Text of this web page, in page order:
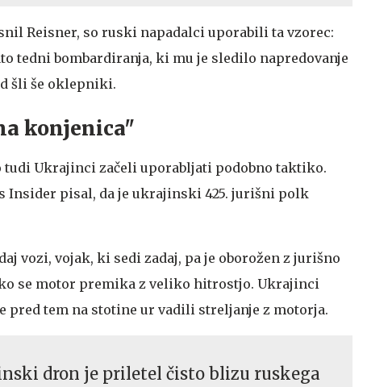
Reisner, so ruski napadalci uporabili ta vzorec:
tedni bombardiranja, ki mu je sledilo napredovanje
šli še oklepniki.
konjenica"
Ukrajinci začeli uporabljati podobno taktiko.
Insider pisal, da je ukrajinski 425. jurišni polk
vozi, vojak, ki sedi zadaj, pa je oborožen z jurišno
se motor premika z veliko hitrostjo. Ukrajinci
pred tem na stotine ur vadili streljanje z motorja.
dron je priletel čisto blizu ruskega